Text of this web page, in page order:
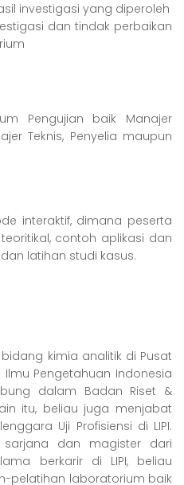
investigasi yang diperoleh
dan tindak perbaikan
Pengujian baik Manajer
Teknis, Penyelia maupun
interaktif, dimana peserta
contoh aplikasi dan
latihan studi kasus.
kimia analitik di Pusat
Pengetahuan Indonesia
dalam Badan Riset &
itu, beliau juga menjabat
Uji Profisiensi di LIPI.
sarjana dan magister dari
berkarir di LIPI, beliau
pelatihan laboratorium baik